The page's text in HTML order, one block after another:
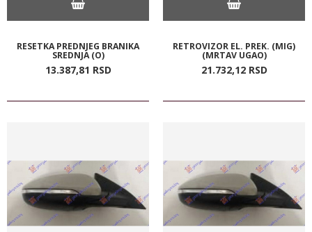
RESETKA PREDNJEG BRANIKA
SREDNJA (O)
13.387,81 RSD
RETROVIZOR EL. PREK. (MIG)
(MRTAV UGAO)
21.732,12 RSD